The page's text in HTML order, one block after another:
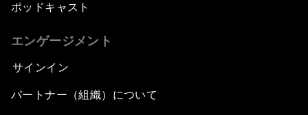
ポッドキャスト
エンゲージメント
サインイン
パートナー（組織）について